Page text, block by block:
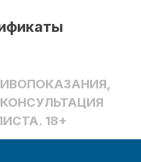
18+